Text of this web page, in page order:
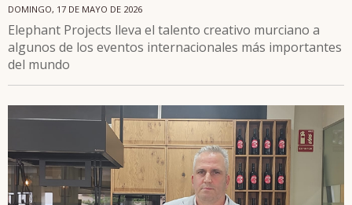
DOMINGO, 17 DE MAYO DE 2026
Elephant Projects lleva el talento creativo murciano a
algunos de los eventos internacionales más importantes
del mundo